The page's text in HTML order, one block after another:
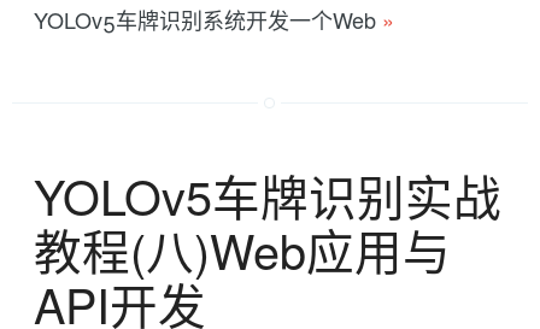
YOLOv5车牌识别系统开发一个Web »
YOLOv5车牌识别实战
教程(八)Web应用与
API开发